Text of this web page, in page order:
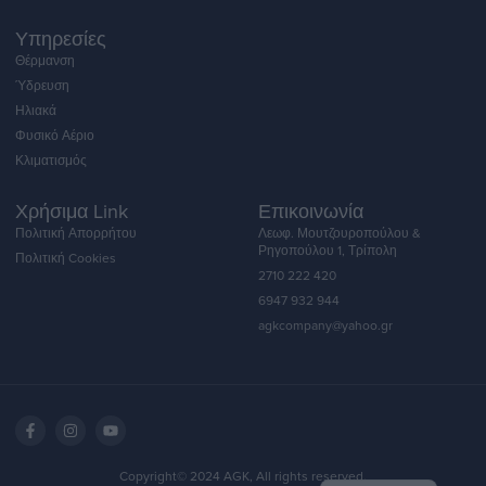
Υπηρεσίες
Θέρμανση
Ύδρευση
Ηλιακά
Φυσικό Αέριο
Κλιματισμός
Χρήσιμα Link
Πολιτική Απορρήτου
Πολιτική Cookies
Επικοινωνία
Λεωφ. Μουτζουροπούλου &
Ρηγοπούλου 1, Τρίπολη
2710 222 420
6947 932 944
agkcompany@yahoo.gr
Copyright© 2024 AGK, All rights reserved.English